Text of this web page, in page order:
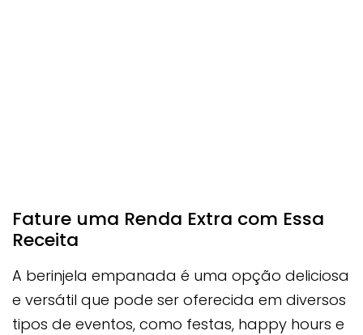
Fature uma Renda Extra com Essa
Receita
A berinjela empanada é uma opção deliciosa
e versátil que pode ser oferecida em diversos
tipos de eventos, como festas, happy hours e